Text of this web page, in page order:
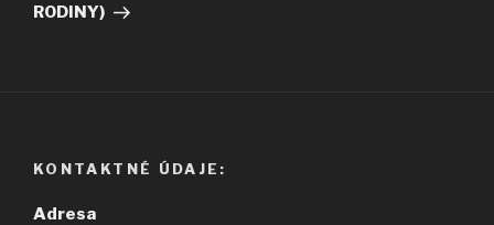
RODINY)
KONTAKTNÉ ÚDAJE:
Adresa